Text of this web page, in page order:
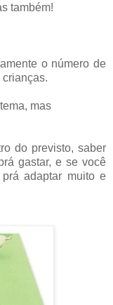
também!
o número de
mas
do previsto, saber
gastar, e se você
adaptar muito e